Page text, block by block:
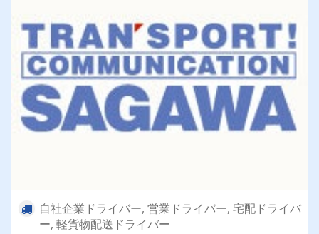
自社企業ドライバー, 営業ドライバー, 宅配ドライバ
ー, 軽貨物配送ドライバー